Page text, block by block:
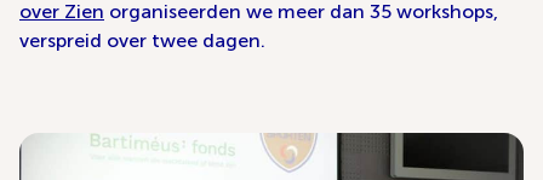
over Zien organiseerden we meer dan 35 workshops,
verspreid over twee dagen.